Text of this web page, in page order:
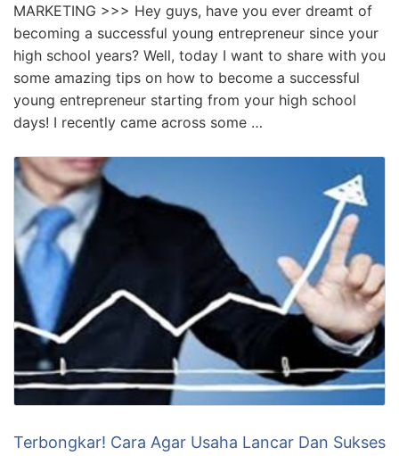
MARKETING >>> Hey guys, have you ever dreamt of
becoming a successful young entrepreneur since your
high school years? Well, today I want to share with you
some amazing tips on how to become a successful
young entrepreneur starting from your high school
days! I recently came across some …
Terbongkar! Cara Agar Usaha Lancar Dan Sukses